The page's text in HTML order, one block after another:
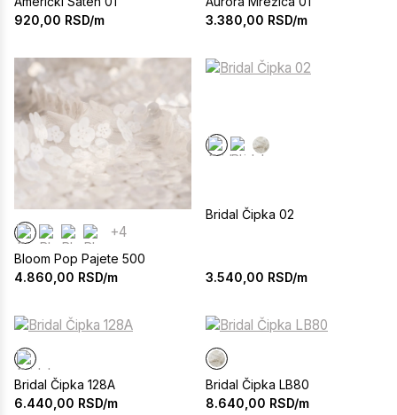
920,00 RSD/m
3.380,00 RSD/m
+4
Bloom Pop Pajete 500
4.860,00 RSD/m
Bridal Čipka 02
3.540,00 RSD/m
Bridal Čipka 128A
6.440,00 RSD/m
Bridal Čipka LB80
8.640,00 RSD/m